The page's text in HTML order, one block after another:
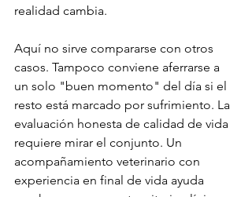
realidad cambia.
Aquí no sirve compararse con otros
casos. Tampoco conviene aferrarse a
un solo "buen momento" del día si el
resto está marcado por sufrimiento. La
evaluación honesta de calidad de vida
requiere mirar el conjunto. Un
acompañamiento veterinario con
experiencia en final de vida ayuda